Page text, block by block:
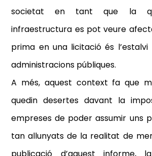
societat en tant que la
infraestructura es pot veure
prima en una licitació és
administracions públiques.
A més, aquest context fa que
quedin desertes davant la
empreses de poder assumir uns
tan allunyats de la realitat de